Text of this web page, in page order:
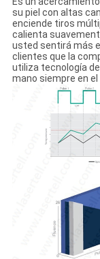
su piel con altas
enciende tiros
calienta
usted sentirá más
clientes que la
utiliza tecnología
mano siempre en el